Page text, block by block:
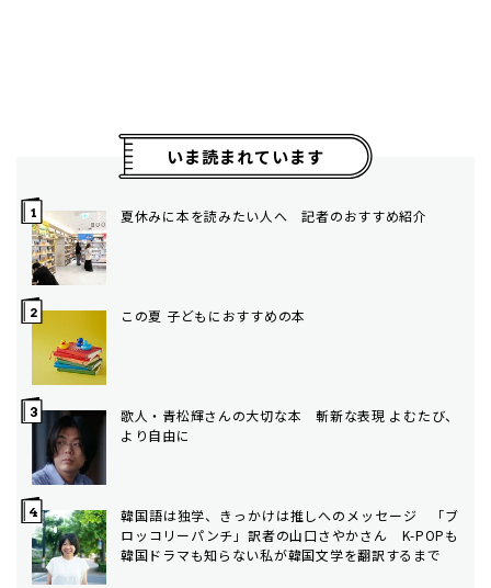
いま読まれています
夏休みに本を読みたい人へ 記者のおすすめ紹介
この夏 子どもにおすすめの本
歌人・青松輝さんの大切な本 斬新な表現 よむたび、
より自由に
韓国語は独学、きっかけは推しへのメッセージ 「ブ
ロッコリーパンチ」訳者の山口さやかさん K-POPも
韓国ドラマも知らない私が韓国文学を翻訳するまで